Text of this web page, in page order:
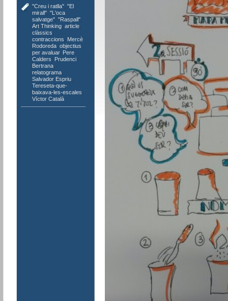
"Creu i ratlla", "El
mirall", "L'oca
salvatge", "Raspall",
Art Thinking, article,
clàssics
contraccions
Mercè
Rodoreda, objectius
per avaluar, Pere
Calders
Prudenci
Bertrana,
relatograma,
Salvador Espriu,
Tereseta-que-
baixava-les-escales
Víctor Català